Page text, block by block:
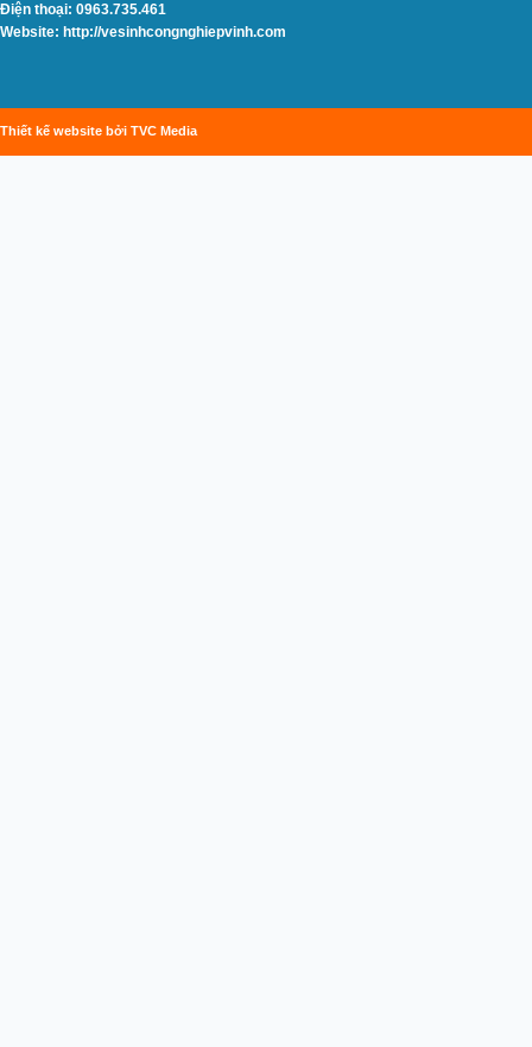
Điện thoại: 0963.735.461
Website: http://vesinhcongnghiepvinh.com
Thiết kế website bởi TVC Media